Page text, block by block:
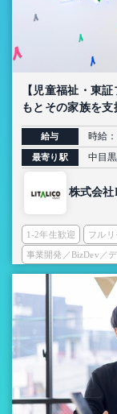
【児童福祉・東
もとその家族を
給与 時給
最寄り駅 中目
株式会
1-2年生歓迎 フル
事業開発／BizDev／